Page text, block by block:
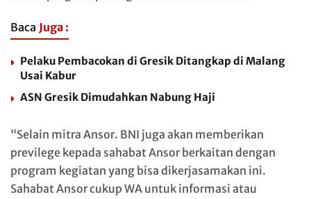
Baca Juga :
Pelaku Pembacokan di Gresik Ditangkap di Malang
Usai Kabur
ASN Gresik Dimudahkan Nabung Haji
“Selain mitra Ansor. BNI juga akan memberikan
previlege kepada sahabat Ansor berkaitan dengan
program kegiatan yang bisa dikerjasamakan ini.
Sahabat Ansor cukup WA untuk informasi atau